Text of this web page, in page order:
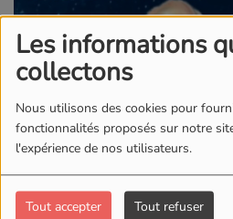
Les informations
collectons
Nous utilisons des cookies pour
fonctionnalités proposés sur notre
l'expérience de nos utilisateurs.
Tout accepter Tout refuser